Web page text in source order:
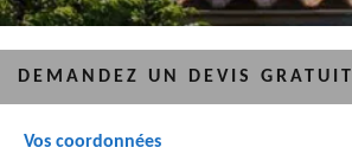
DEMANDEZ UN DEVIS GRATUIT
Vos coordonnées